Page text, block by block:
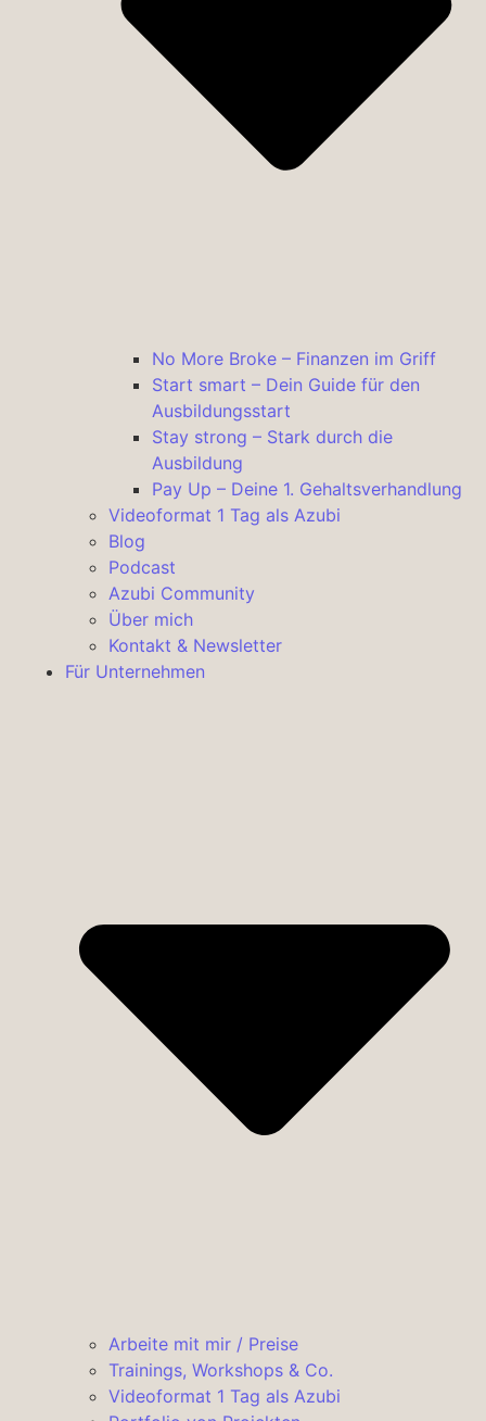
No More Broke – Finanzen im Griff
Start smart – Dein Guide für den
Ausbildungsstart
Stay strong – Stark durch die
Ausbildung
Pay Up – Deine 1. Gehaltsverhandlung
Videoformat 1 Tag als Azubi
Blog
Podcast
Azubi Community
Über mich
Kontakt & Newsletter
Für Unternehmen
Arbeite mit mir / Preise
Trainings, Workshops & Co.
Videoformat 1 Tag als Azubi